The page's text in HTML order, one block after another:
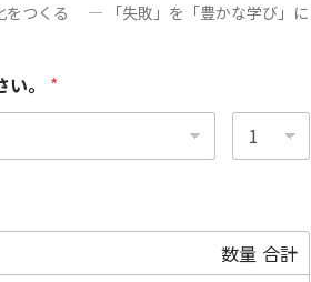
をつくる ― 「失敗」を「豊かな学び」に
。 *
数量 合計